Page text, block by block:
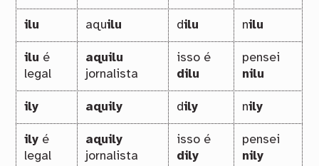
ilu aquilu dilu nilu
ilu é
legal
aquilu
jornalista
isso é
dilu
pensei
nilu
ily aquily dily nily
ily é
legal
aquily
jornalista
isso é
dily
pensei
nily